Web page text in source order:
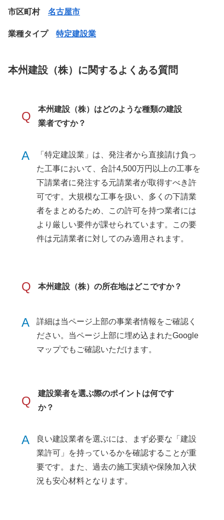
市区町村 名古屋市
業種タイプ 特定建設業
本州建設（株）に関するよくある質問
Q
本州建設（株）はどのような種類の建設
業者ですか？
A
「特定建設業」は、発注者から直接請け負っ
た工事において、合計4,500万円以上の工事を
下請業者に発注する元請業者が取得すべき許
可です。大規模な工事を扱い、多くの下請業
者をまとめるため、この許可を持つ業者には
より厳しい要件が課せられています。この要
件は元請業者に対してのみ適用されます。
Q 本州建設（株）の所在地はどこですか？
A
詳細は当ページ上部の事業者情報をご確認く
ださい。当ページ上部に埋め込まれたGoogle
マップでもご確認いただけます。
Q
建設業者を選ぶ際のポイントは何です
か？
A
良い建設業者を選ぶには、まず必要な「建設
業許可」を持っているかを確認することが重
要です。また、過去の施工実績や保険加入状
況も安心材料となります。